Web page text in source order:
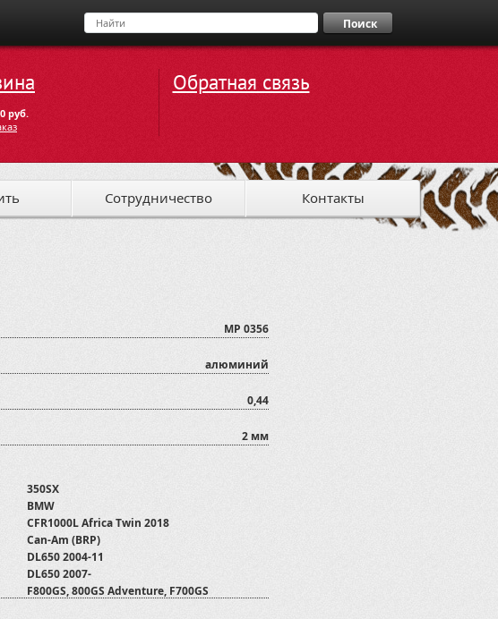
Поиск
0 руб.
Обратная связь
Сотрудничество Контакты
MP 0356
алюминий
0,44
2 мм
350SX
BMW
CFR1000L Africa Twin 2018
Can-Am (BRP)
DL650 2004-11
DL650 2007-
F800GS, 800GS Adventure, F700GS